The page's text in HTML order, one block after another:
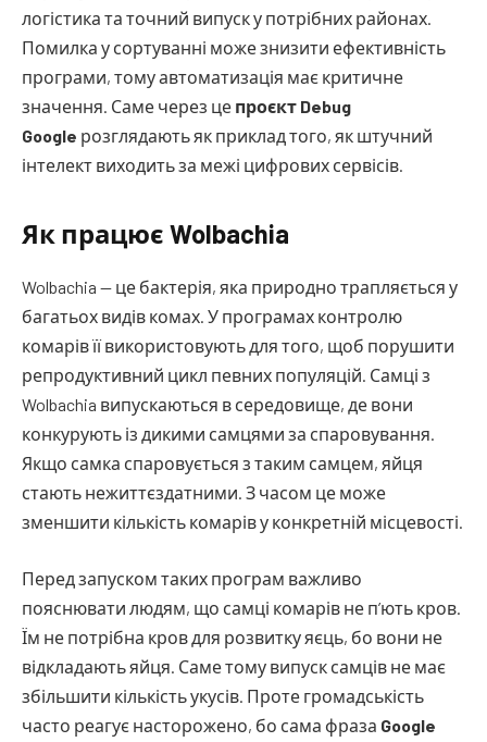
логістика та точний випуск у потрібних районах.
Помилка у сортуванні може знизити ефективність
програми, тому автоматизація має критичне
значення. Саме через це проєкт Debug
Google розглядають як приклад того, як штучний
інтелект виходить за межі цифрових сервісів.
Як працює Wolbachia
Wolbachia — це бактерія, яка природно трапляється у
багатьох видів комах. У програмах контролю
комарів її використовують для того, щоб порушити
репродуктивний цикл певних популяцій. Самці з
Wolbachia випускаються в середовище, де вони
конкурують із дикими самцями за спаровування.
Якщо самка спаровується з таким самцем, яйця
стають нежиттєздатними. З часом це може
зменшити кількість комарів у конкретній місцевості.
Перед запуском таких програм важливо
пояснювати людям, що самці комарів не п’ють кров.
Їм не потрібна кров для розвитку яєць, бо вони не
відкладають яйця. Саме тому випуск самців не має
збільшити кількість укусів. Проте громадськість
часто реагує насторожено, бо сама фраза Google